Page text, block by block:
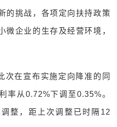
的挑战，各项定向扶持政策
微企业的生存及经营环境，
次在宣布实施定向降准的同
率从0.72%下调至0.35%。
整，距上次调整已时隔12